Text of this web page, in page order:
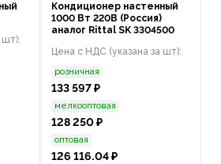
шт):
Кондиционер настенный
1000 Вт 220В (Россия)
аналог Rittal SK 3304500
Цена с НДС (указана за шт):
розничная
133 597 ₽
мелкооптовая
128 250 ₽
оптовая
126 116.04 ₽